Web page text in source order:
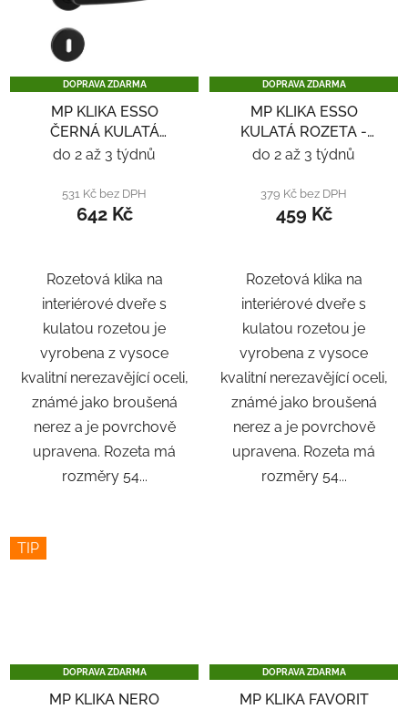
DOPRAVA ZDARMA
MP KLIKA ESSO
ČERNÁ KULATÁ
ROZETA - ČERNÁ
do 2 až 3 týdnů
531 Kč bez DPH
642 Kč
Rozetová klika na
interiérové ​​dveře s
kulatou rozetou je
vyrobena z vysoce
kvalitní nerezavějící oceli,
známé jako broušená
nerez a je povrchově
upravena. Rozeta má
rozměry 54...
DOPRAVA ZDARMA
MP KLIKA ESSO
KULATÁ ROZETA -
NEREZ
do 2 až 3 týdnů
379 Kč bez DPH
459 Kč
Rozetová klika na
interiérové ​​dveře s
kulatou rozetou je
vyrobena z vysoce
kvalitní nerezavějící oceli,
známé jako broušená
nerez a je povrchově
upravena. Rozeta má
rozměry 54...
TIP
DOPRAVA ZDARMA
MP KLIKA NERO
DOPRAVA ZDARMA
MP KLIKA FAVORIT